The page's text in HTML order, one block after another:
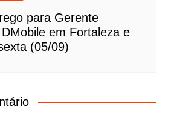
para Gerente
em Fortaleza e
(05/09)